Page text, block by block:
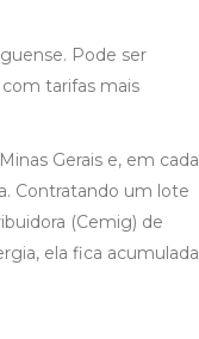
Pode ser
tarifas mais
Gerais e, em cada
Contratando um lote
(Cemig) de
ela fica acumulada